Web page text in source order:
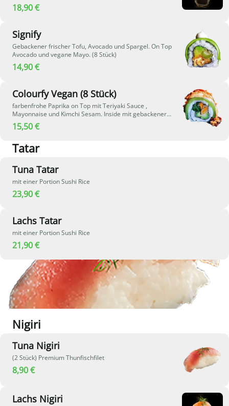
18,90 €
Signify
Gebackener frischer Tofu, Avocado und Spargel. On Top
Avocado und vegane Mayo. (8 Stück)
14,90 €
Colourfy Vegan (8 Stück)
farbenfrohe Paprika on Top mit Teriyaki Sauce ,
Mayonnaise und Kimchi Sesam. Inside mit gebackener
Karotte, Spargel und abgerundet mit Rucola.
15,50 €
Tatar
Tuna Tatar
mit einer Portion Sushi Rice
23,90 €
Lachs Tatar
mit einer Portion Sushi Rice
21,90 €
Nigiri
Tuna Nigiri
(2 Stück) Premium Thunfischfilet
8,90 €
Lachs Nigiri